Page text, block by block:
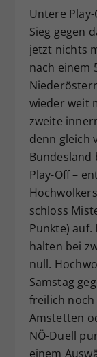
Untere
Sieg gegen
jetzt nichts
nach einem
wieder weit
zweite
denn gleich
Play-Off –
schloss
Punkte)
halten bei
null.
Samstag
freilich
Amstetten
NÖ-Duell
einem